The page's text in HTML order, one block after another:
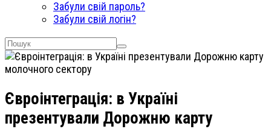
Забули свій пароль?
Забули свій логін?
Євроінтеграція: в Україні
презентували Дорожню карту